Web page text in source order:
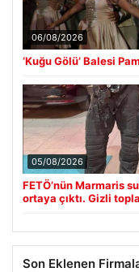
06/08/2026
‘Kuğu Gölü’ Balesi
05/08/2026
FETÖ’nün Marmaris
ortaya çıktı. Gizli
Son Eklenen